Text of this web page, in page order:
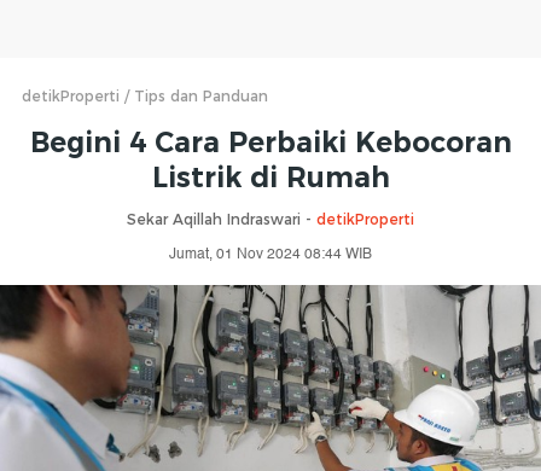
detikProperti Tips dan Panduan
Begini 4 Cara Perbaiki Kebocoran
Listrik di Rumah
Sekar Aqillah Indraswari - detikProperti
Jumat, 01 Nov 2024 08:44 WIB